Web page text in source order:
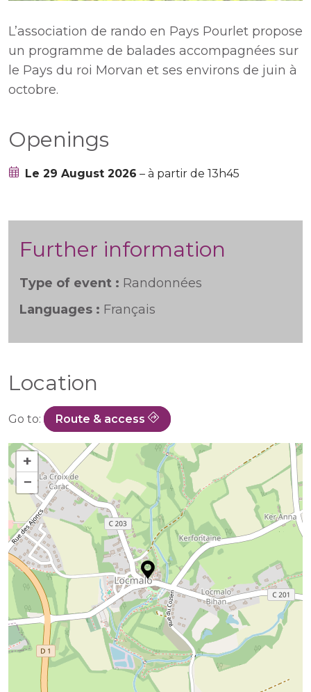
L’association de rando en Pays Pourlet propose
un programme de balades accompagnées sur
le Pays du roi Morvan et ses environs de juin à
octobre.
Openings
Le 29 August 2026 – à partir de 13h45
Further information
Type of event : Randonnées
Languages : Français
Location
Go to: Route & access
+
−